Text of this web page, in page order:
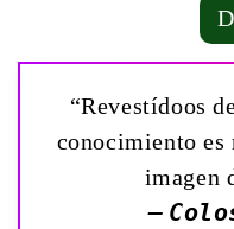
“Revestídoos
conocimiento es
imagen
—